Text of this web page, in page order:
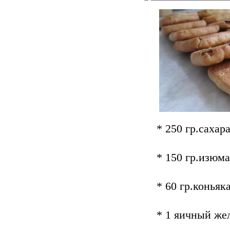
* 250 гр.сахара
* 150 гр.изюма
* 60
* 1 яичный